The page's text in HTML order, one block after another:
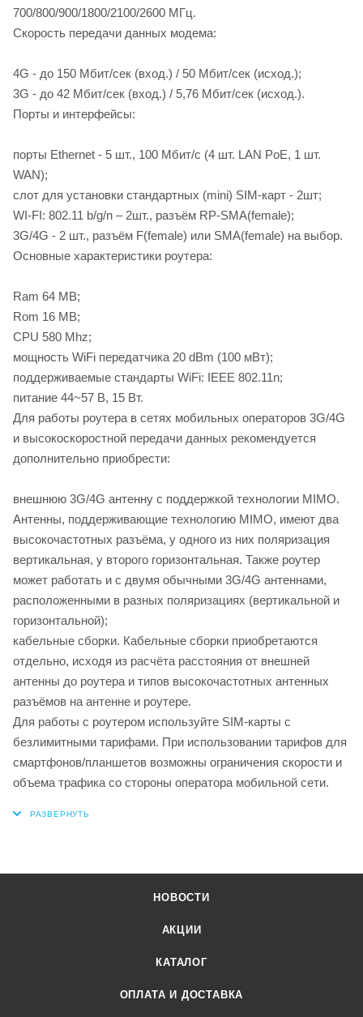
700/800/900/1800/2100/2600 МГц.
Скорость передачи данных модема:
4G - до 150 Мбит/сек (вход.) / 50 Мбит/сек (исход.);
3G - до 42 Мбит/сек (вход.) / 5,76 Мбит/сек (исход.).
Порты и интерфейсы:
порты Ethernet - 5 шт., 100 Мбит/с (4 шт. LAN PoE, 1 шт.
WAN);
слот для установки стандартных (mini) SIM-карт - 2шт;
WI-FI: 802.11 b/g/n – 2шт., разъём RP-SMA(female);
3G/4G - 2 шт., разъём F(female) или SMA(female) на выбор.
Основные характеристики роутера:
Ram 64 MB;
Rom 16 MB;
CPU 580 Mhz;
мощность WiFi передатчика 20 dBm (100 мВт);
поддерживаемые стандарты WiFi: IEEE 802.11n;
питание 44~57 В, 15 Вт.
Для работы роутера в сетях мобильных операторов 3G/4G
и высокоскоростной передачи данных рекомендуется
дополнительно приобрести:
внешнюю 3G/4G антенну с поддержкой технологии MIMO.
Антенны, поддерживающие технологию MIMO, имеют два
высокочастотных разъёма, у одного из них поляризация
вертикальная, у второго горизонтальная. Также роутер
может работать и с двумя обычными 3G/4G антеннами,
расположенными в разных поляризациях (вертикальной и
горизонтальной);
кабельные сборки. Кабельные сборки приобретаются
отдельно, исходя из расчёта расстояния от внешней
антенны до роутера и типов высокочастотных антенных
разъёмов на антенне и роутере.
Для работы с роутером используйте SIM-карты с
безлимитными тарифами. При использовании тарифов для
смартфонов/планшетов возможны ограничения скорости и
объема трафика со стороны оператора мобильной сети.
НОВОСТИ
АКЦИИ
КАТАЛОГ
ОПЛАТА И ДОСТАВКА